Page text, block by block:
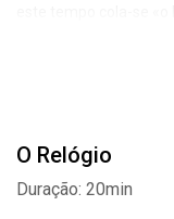
este tempo cola-se
lúcido, atrevidamente
grito: «A vida é
Liberdade de taques.
O Relógio
Duração: 20min